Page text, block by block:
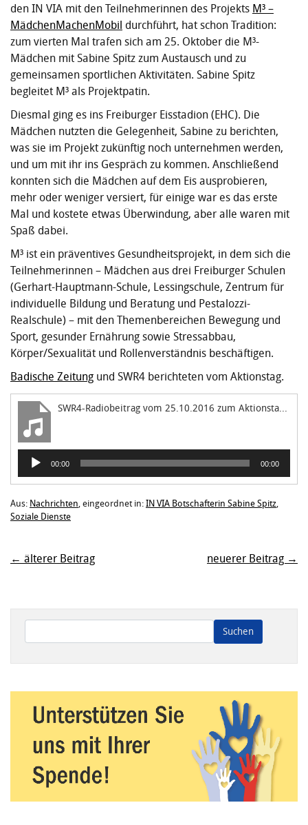
den IN VIA mit den Teilnehmerinnen des Projekts M³ –
MädchenMachenMobil durchführt, hat schon Tradition:
zum vierten Mal trafen sich am 25. Oktober die M³-
Mädchen mit Sabine Spitz zum Austausch und zu
gemeinsamen sportlichen Aktivitäten. Sabine Spitz
begleitet M³ als Projektpatin.
Diesmal ging es ins Freiburger Eisstadion (EHC). Die
Mädchen nutzten die Gelegenheit, Sabine zu berichten,
was sie im Projekt zukünftig noch unternehmen werden,
und um mit ihr ins Gespräch zu kommen. Anschließend
konnten sich die Mädchen auf dem Eis ausprobieren,
mehr oder weniger versiert, für einige war es das erste
Mal und kostete etwas Überwindung, aber alle waren mit
Spaß dabei.
M³ ist ein präventives Gesundheitsprojekt, in dem sich die
Teilnehmerinnen – Mädchen aus drei Freiburger Schulen
(Gerhart-Hauptmann-Schule, Lessingschule, Zentrum für
individuelle Bildung und Beratung und Pestalozzi-
Realschule) – mit den Themenbereichen Bewegung und
Sport, gesunder Ernährung sowie Stressabbau,
Körper/Sexualität und Rollenverständnis beschäftigen.
Badische Zeitung und SWR4 berichteten vom Aktionstag.
SWR4-Radiobeitrag vom 25.10.2016 zum Aktionstag M^3
Audio-
Player
00:00 00:00
Aus: Nachrichten, eingeordnet in: IN VIA Botschafterin Sabine Spitz,
Soziale Dienste
neuerer Beitrag →
← älterer Beitrag
Wenn die Ergebnisse der automatischen Vervollständigung